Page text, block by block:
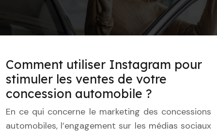
Comment utiliser Instagram pour
stimuler les ventes de votre
concession automobile ?
En ce qui concerne le marketing des concessions
automobiles, l’engagement sur les médias sociaux